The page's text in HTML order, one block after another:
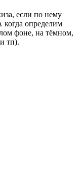
если по нему
когда определим
фоне, на тёмном,
тп).